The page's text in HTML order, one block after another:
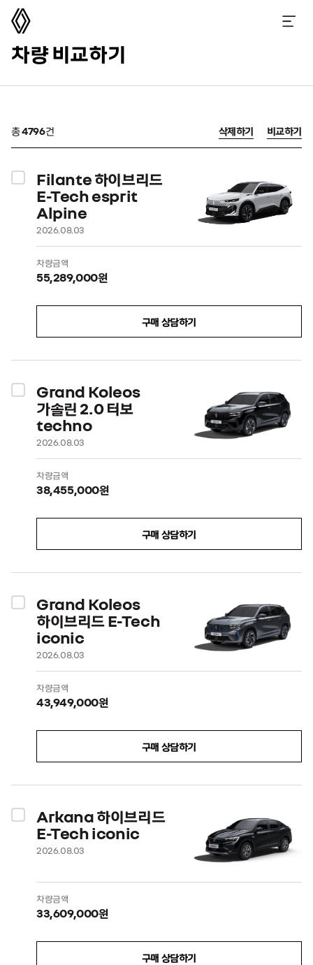
르노코리아 메뉴 열기
차량 비교하기
총4796건 삭제하기 비교하기
Filante 하이브리드
E-Tech esprit
Alpine
2026.08.03
차량금액
55,289,000원
구매 상담하기
Grand Koleos
가솔린 2.0 터보
techno
2026.08.03
차량금액
38,455,000원
구매 상담하기
Grand Koleos
하이브리드 E-Tech
iconic
2026.08.03
차량금액
43,949,000원
구매 상담하기
Arkana 하이브리드
E-Tech iconic
2026.08.03
차량금액
33,609,000원
구매 상담하기